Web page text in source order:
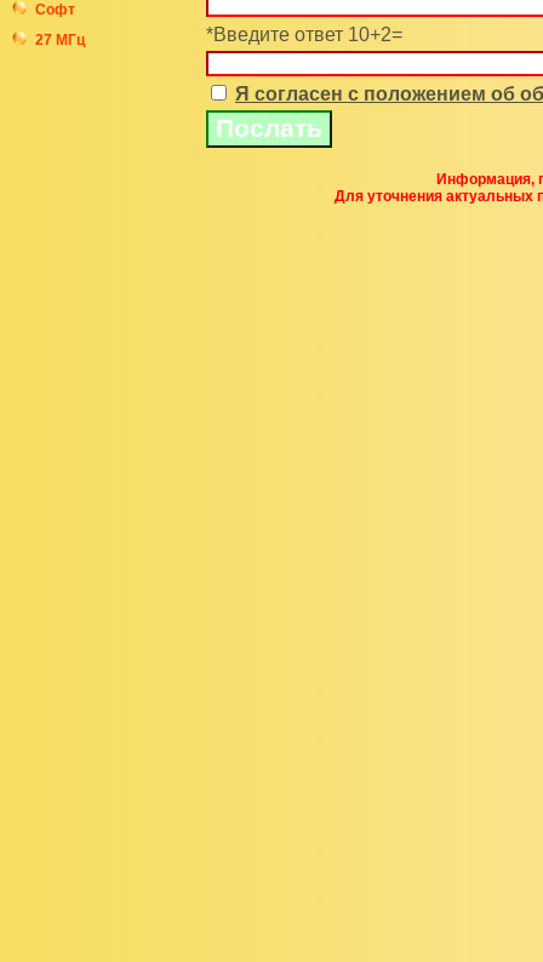
Софт
27 МГц
*Введите ответ 10+2=
Я согласен с положением об
Информация,
Для уточнения актуальных